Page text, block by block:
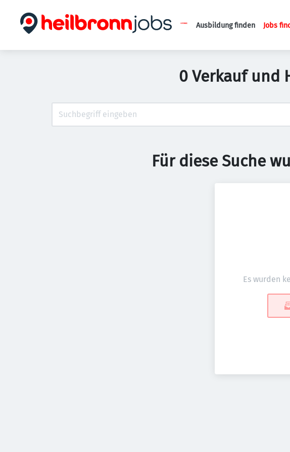
Ausbildung finden Jobs
0 Verkauf und
Für diese Suche
Es wurden